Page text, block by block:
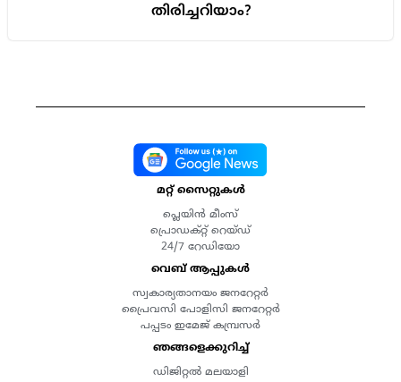
തിരിച്ചറിയാം?
മറ്റ് സൈറ്റുകൾ
പ്ലെയിൻ മീംസ്
പ്രൊഡക്റ്റ് റെയ്ഡ്
24/7 റേഡിയോ
വെബ് ആപ്പുകൾ
സ്വകാര്യതാനയം ജനറേറ്റർ
പ്രൈവസി പോളിസി ജനറേറ്റർ
പപ്പടം ഇമേജ് കമ്പ്രസർ
ഞങ്ങളെക്കുറിച്ച്
ഡിജിറ്റൽ മലയാളി